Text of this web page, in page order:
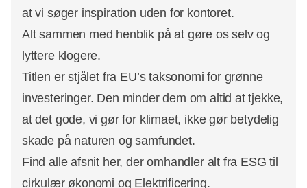
at vi søger inspiration uden for kontoret.
Alt sammen med henblik på at gøre os selv og
lyttere klogere.
Titlen er stjålet fra EU’s taksonomi for grønne
investeringer. Den minder dem om altid at tjekke,
at det gode, vi gør for klimaet, ikke gør betydelig
skade på naturen og samfundet.
Find alle afsnit her, der omhandler alt fra ESG til
cirkulær økonomi og Elektrificering.